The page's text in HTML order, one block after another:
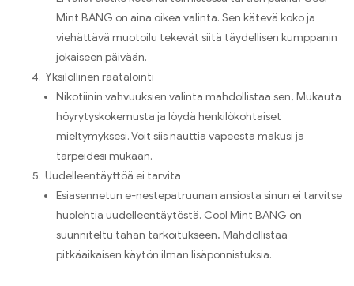
Mint BANG on aina oikea valinta. Sen kätevä koko ja
viehättävä muotoilu tekevät siitä täydellisen kumppanin
jokaiseen päivään.
Yksilöllinen räätälöinti
Nikotiinin vahvuuksien valinta mahdollistaa sen, Mukauta
höyrytyskokemusta ja löydä henkilökohtaiset
mieltymyksesi. Voit siis nauttia vapeesta makusi ja
tarpeidesi mukaan.
Uudelleentäyttöä ei tarvita
Esiasennetun e-nestepatruunan ansiosta sinun ei tarvitse
huolehtia uudelleentäytöstä. Cool Mint BANG on
suunniteltu tähän tarkoitukseen, Mahdollistaa
pitkäaikaisen käytön ilman lisäponnistuksia.